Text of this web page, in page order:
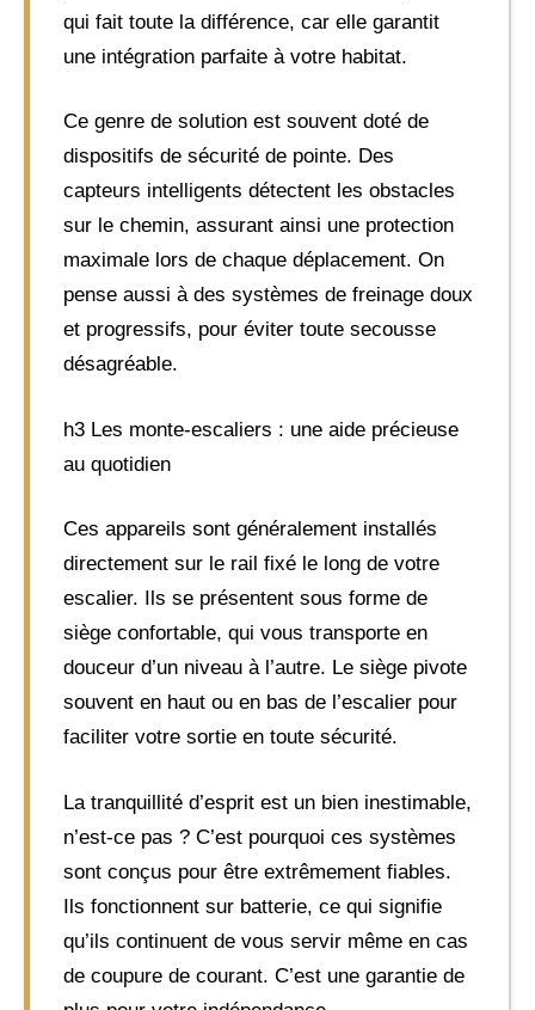
qui fait toute la différence, car elle garantit
une intégration parfaite à votre habitat.
Ce genre de solution est souvent doté de
dispositifs de sécurité de pointe. Des
capteurs intelligents détectent les obstacles
sur le chemin, assurant ainsi une protection
maximale lors de chaque déplacement. On
pense aussi à des systèmes de freinage doux
et progressifs, pour éviter toute secousse
désagréable.
h3 Les monte-escaliers : une aide précieuse
au quotidien
Ces appareils sont généralement installés
directement sur le rail fixé le long de votre
escalier. Ils se présentent sous forme de
siège confortable, qui vous transporte en
douceur d’un niveau à l’autre. Le siège pivote
souvent en haut ou en bas de l’escalier pour
faciliter votre sortie en toute sécurité.
La tranquillité d’esprit est un bien inestimable,
n’est-ce pas ? C’est pourquoi ces systèmes
sont conçus pour être extrêmement fiables.
Ils fonctionnent sur batterie, ce qui signifie
qu’ils continuent de vous servir même en cas
de coupure de courant. C’est une garantie de